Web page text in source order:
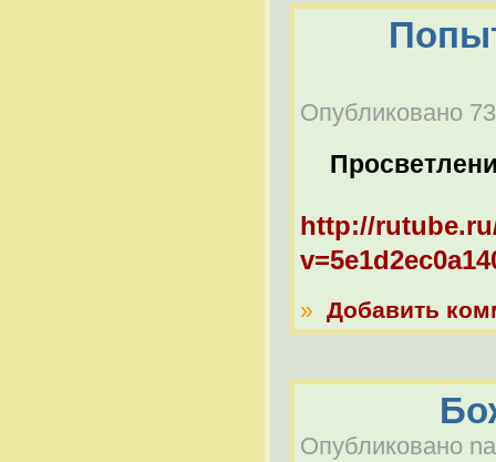
Опубликовано
http://
» Добавить
Опубликовано